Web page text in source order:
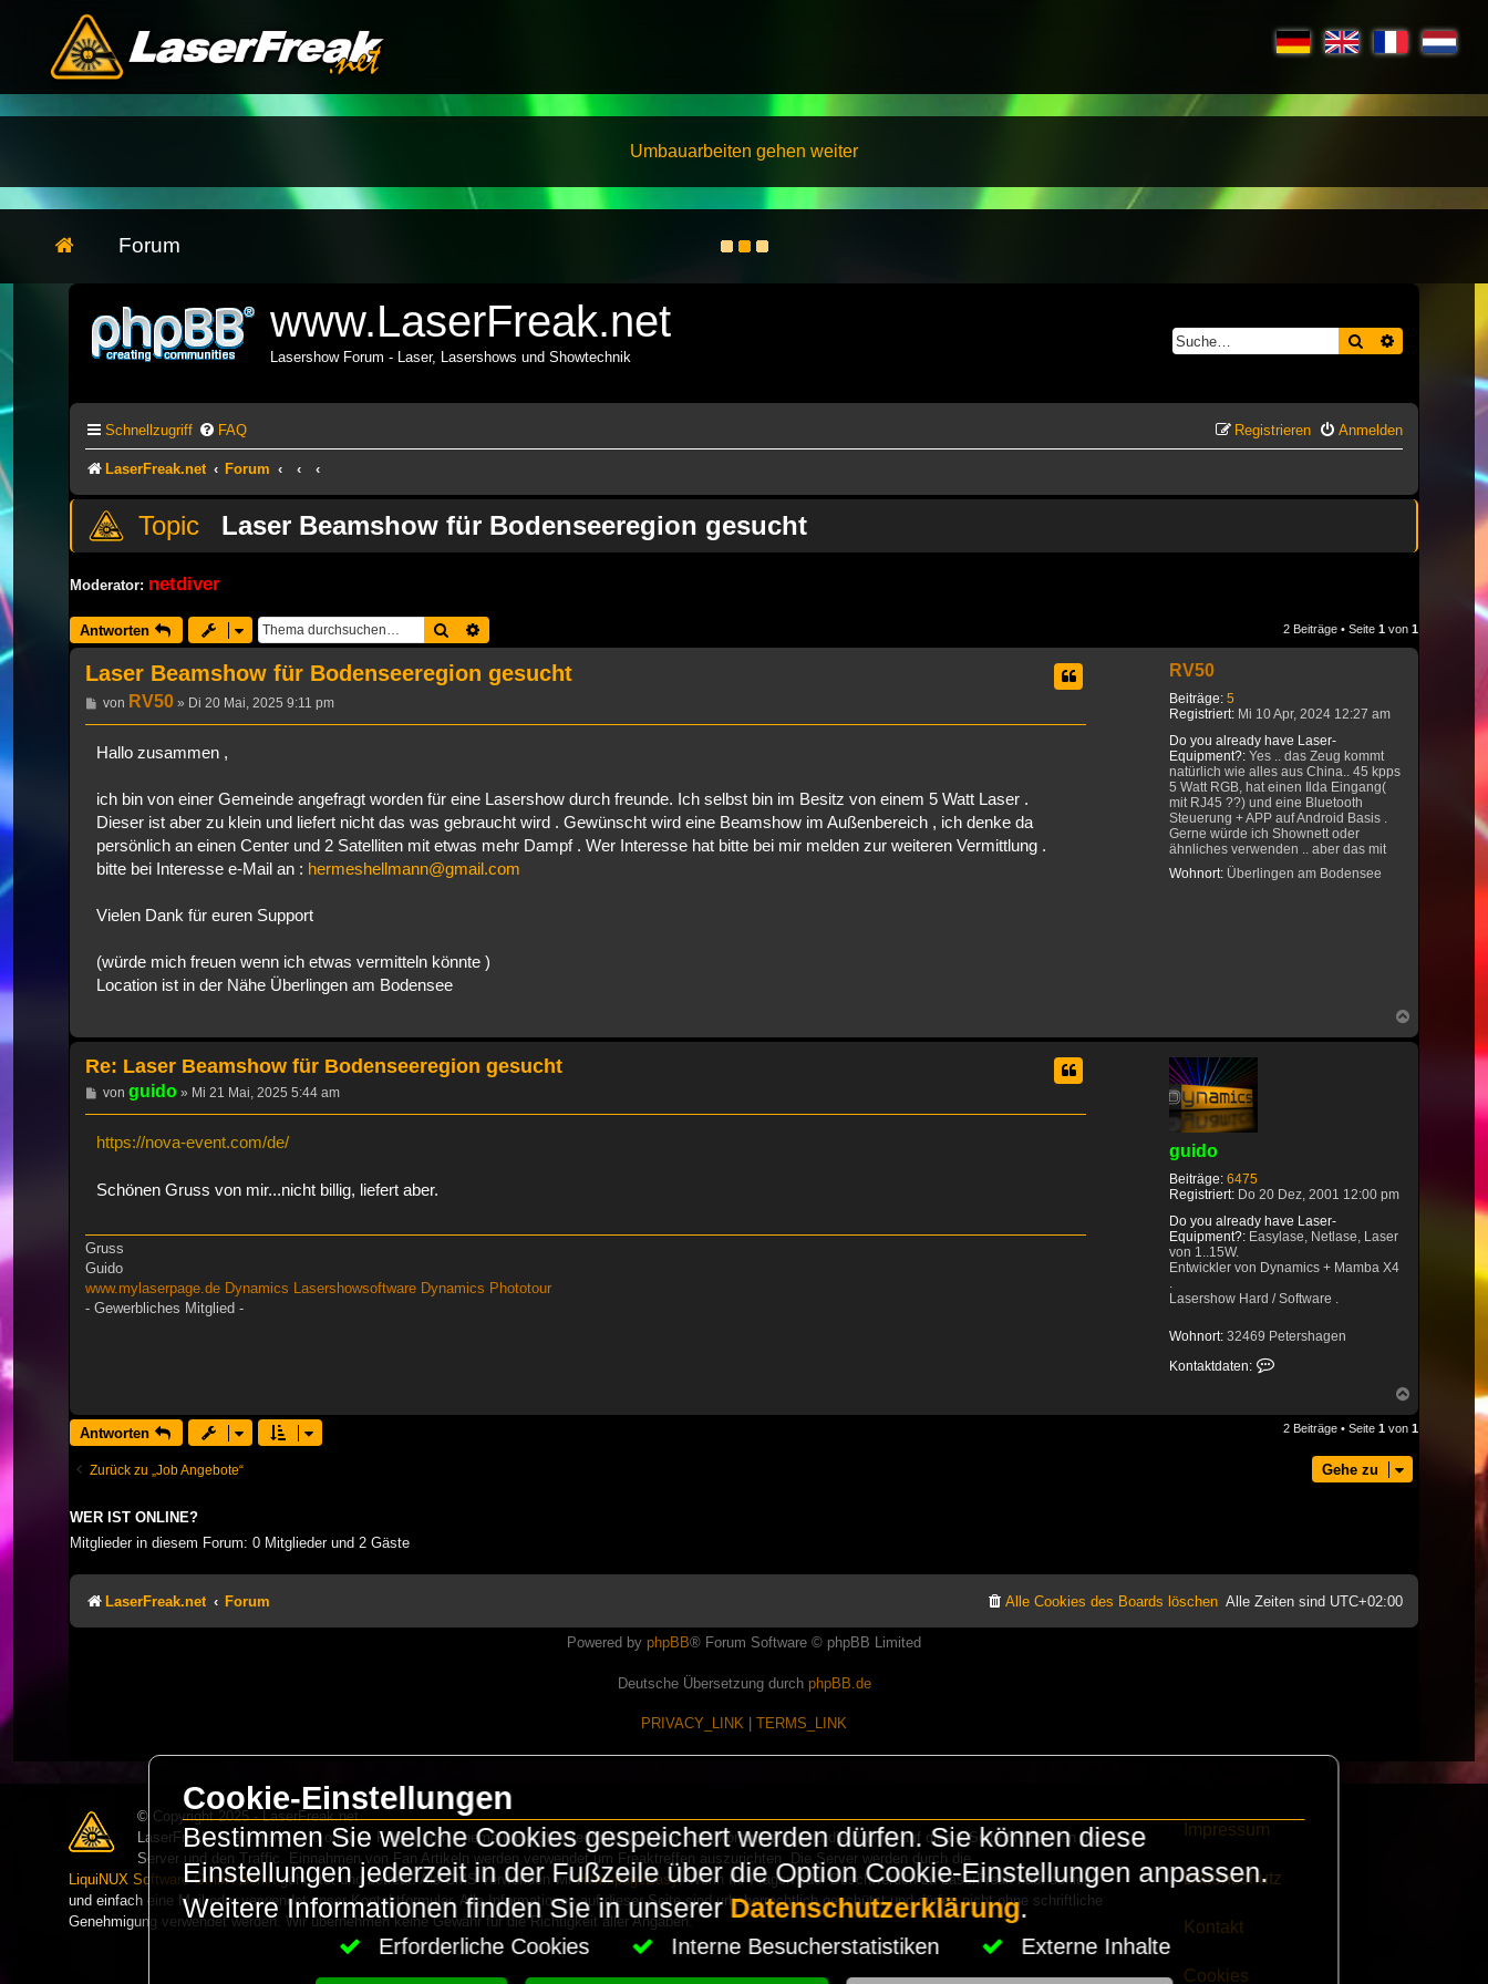
Umbauarbeiten gehen weiter
Forum
www.LaserFreak.net
Lasershow Forum - Laser, Lasershows und Showtechnik
Suche Erweiterte
Schnellzugriff FAQ Anmelden
Registrieren
LaserFreak.net Forum
Laser Beamshow für Bodenseeregion gesucht
Moderator: netdiver
Antworten Suche 2 Beiträge • Seite 1 von 1
RV50
Beiträge: 5
Registriert: Mi 10 Apr, 2024 12:27 am
Do you already have Laser-
Equipment?: Yes .. das Zeug kommt
natürlich wie alles aus China.. 45 kpps
5 Watt RGB, hat einen Ilda Eingang(
mit RJ45 ??) und eine Bluetooth
Steuerung + APP auf Android Basis .
Gerne würde ich Shownett oder
ähnliches verwenden .. aber das mit
RJ45 verwirrt mich .. geht jetzt direkt
oder nicht .. naja .. Fragen über Fragen
Wohnort: Überlingen am Bodensee
Laser Beamshow für Bodenseeregion gesucht
Beitrag
von RV50» Di 20 Mai, 2025 9:11 pm
Hallo zusammen ,
ich bin von einer Gemeinde angefragt worden für eine Lasershow durch freunde. Ich selbst bin im Besitz von einem 5 Watt Laser .
Dieser ist aber zu klein und liefert nicht das was gebraucht wird . Gewünscht wird eine Beamshow im Außenbereich , ich denke da
persönlich an einen Center und 2 Satelliten mit etwas mehr Dampf . Wer Interesse hat bitte bei mir melden zur weiteren Vermittlung .
bitte bei Interesse e-Mail an : hermeshellmann@gmail.com
Vielen Dank für euren Support
(würde mich freuen wenn ich etwas vermitteln könnte )
Location ist in der Nähe Überlingen am Bodensee
oben
guido
Beiträge: 6475
Registriert: Do 20 Dez, 2001 12:00 pm
Do you already have Laser-
Equipment?: Easylase, Netlase, Laser
von 1..15W.
Entwickler von Dynamics + Mamba X4
.
Lasershow Hard / Software .
Wohnort: 32469 Petershagen
Kontaktdaten:
Re: Laser Beamshow für Bodenseeregion gesucht
Beitrag
von guido» Mi 21 Mai, 2025 5:44 am
https://nova-event.com/de/
Schönen Gruss von mir...nicht billig, liefert aber.
Gruss
Guido
www.mylaserpage.de Dynamics Lasershowsoftware Dynamics Phototour
- Gewerbliches Mitglied -
oben
Antworten 2 Beiträge • Seite 1 von 1
Zurück zu „Job Angebote“ Gehe zu
WER IST ONLINE?
Mitglieder in diesem Forum: 0 Mitglieder und 2 Gäste
LaserFreak.net Forum Alle Zeiten sind UTC+02:00
Alle Cookies des Boards löschen
Powered by phpBB® Forum Software © phpBB Limited
Deutsche Übersetzung durch phpBB.de
PRIVACY_LINK TERMS_LINK
© Copyright 2025 - LaserFreak.net
LaserFreak ist ein freies und offenes Forum zum Thema Lasershowtechnik. Wir sind nicht kommerziell und die Banner auf dieser Seite finanzieren die
Server und den Traffic. Einnahmen von Fan Artikeln werden verwendet um Freaktreffen auszurichten. Die Server werden durch die
LiquiNUX Software GmbH Berlingehostet und betreut. Als CMS verwenden wirHomepageEasy. Wenn Ihr Fragen oder Beschwerden zu LaserFreak habt schickt
und einfach eine Mail oder verwendet unser Kontaktformular. Alle Informationen auf dieser Seite sind urheberrechtlich geschützt und dürfen nicht ohne schriftliche
Genehmigung verwendet werden. Wir übernehmen keine Gewähr für die Richtigkeit aller Angaben.
Impressum
Datenschutz
Kontakt
Cookies
Cookie-Einstellungen
Bestimmen Sie welche Cookies gespeichert werden dürfen. Sie können diese
Einstellungen jederzeit in der Fußzeile über die Option Cookie-Einstellungen anpassen.
Weitere Informationen finden Sie in unsererDatenschutzerklärung.
Erforderliche Cookies Interne Besucherstatistiken Externe Inhalte